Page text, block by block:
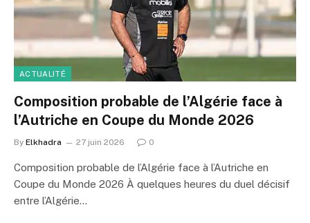
ACTUALITÉ
Composition probable de l’Algérie face à
l’Autriche en Coupe du Monde 2026
By Elkhadra 27 juin 2026 0
Composition probable de l’Algérie face à l’Autriche en
Coupe du Monde 2026 À quelques heures du duel décisif
entre l’Algérie…